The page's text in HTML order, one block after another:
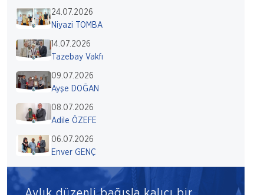
24.07.2026
Niyazi TOMBA
14.07.2026
Tazebay Vakfı
09.07.2026
Ayşe DOĞAN
08.07.2026
Adile ÖZEFE
06.07.2026
Enver GENÇ